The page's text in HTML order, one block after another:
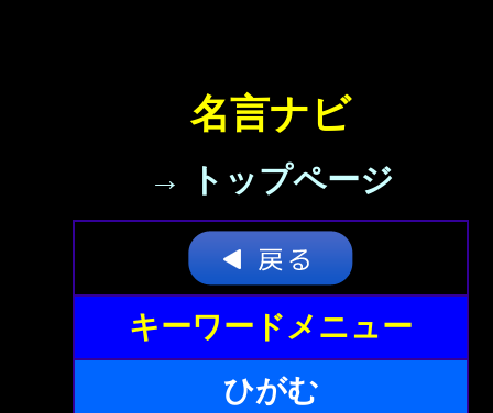
名言ナビ
→ トップページ
キーワードメニュー
ひがむ